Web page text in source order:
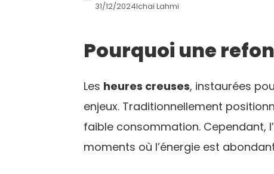
31/12/2024Ichaï Lahmi
Pourquoi une
Les heures creuses, instaurées
enjeux. Traditionnellement
faible consommation. Cependant,
moments où l’énergie est